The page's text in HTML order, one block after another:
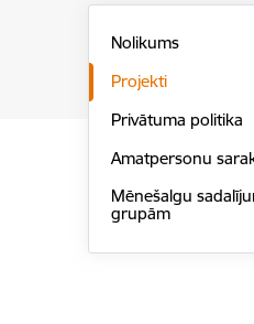
Nolikums
Projekti
Privātuma politika
Amatpersonu
Mēnešalgu
grupām